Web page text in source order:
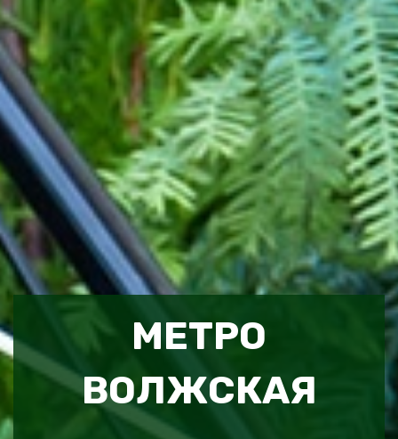
МЕТРО
ВОЛЖСКАЯ